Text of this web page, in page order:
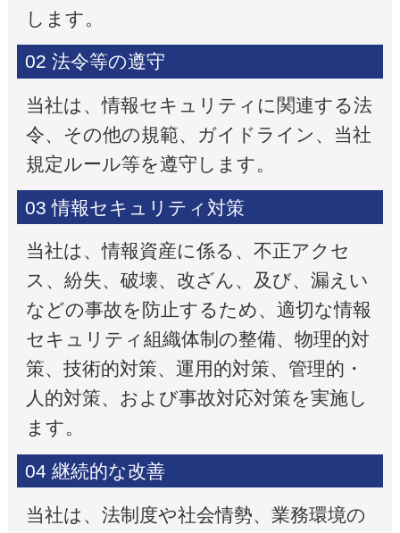
します。
02 法令等の遵守
当社は、情報セキュリティに関連する法
令、その他の規範、ガイドライン、当社
規定ルール等を遵守します。
03 情報セキュリティ対策
当社は、情報資産に係る、不正アクセ
ス、紛失、破壊、改ざん、及び、漏えい
などの事故を防止するため、適切な情報
セキュリティ組織体制の整備、物理的対
策、技術的対策、運用的対策、管理的・
人的対策、および事故対応対策を実施し
ます。
04 継続的な改善
当社は、法制度や社会情勢、業務環境の